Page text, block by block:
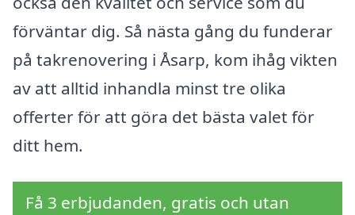
förväntar dig. Så nästa gång du funderar
på takrenovering i Åsarp, kom ihåg vikten
av att alltid inhandla minst tre olika
offerter för att göra det bästa valet för
ditt hem.
Få 3 erbjudanden, gratis och utan